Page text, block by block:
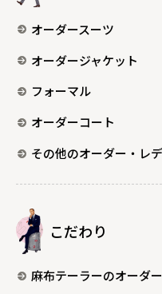
オーダースーツ
オーダージャケット
フォーマル
オーダーコート
その他のオーダー・レ
こだわり
麻布テーラーのオーダ